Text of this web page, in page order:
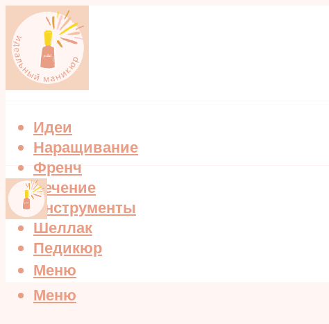
Идеи
Наращивание
Френч
Лечение
Инструменты
Шеллак
Педикюр
Меню
Меню